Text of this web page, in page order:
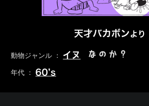
天才バカボンより
動物ジャンル ： イヌ なのか？
年代 ： 60’s